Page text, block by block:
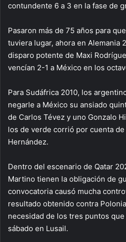
contundente 6 a 3 en la fase de
Pasaron más de 75 años para
tuviera lugar, ahora en Alemania
disparo potente de Maxi
vencían 2-1 a México en los
Para Sudáfrica 2010, los
negarle a México su ansiado
de Carlos Tévez y uno Gonzalo
los de verde corrió por cuenta
Hernández.
Dentro del escenario de Qatar
Martino tienen la obligación de
convocatoria causó mucha
resultado obtenido contra
necesidad de los tres puntos
sábado en Lusail.